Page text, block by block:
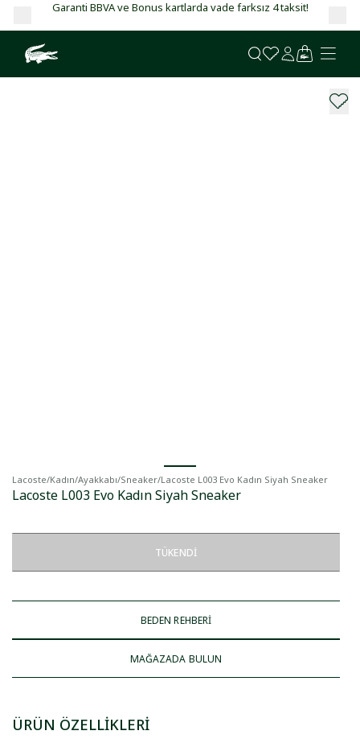
Garanti BBVA ve Bonus kartlarda vade farksız 4 taksit!
Lacoste/Kadın/Ayakkabı/Sneaker/Lacoste L003 Evo Kadın Siyah Sneaker
Lacoste L003 Evo Kadın Siyah Sneaker
TÜKENDI
BEDEN REHBERİ
MAĞAZADA BULUN
ÜRÜN ÖZELLİKLERİ